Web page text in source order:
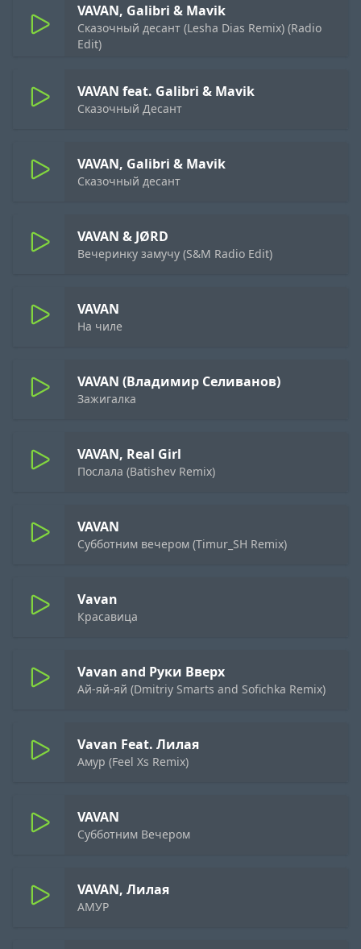
VAVAN, Galibri & Mavik
Сказочный десант (Lesha Dias Remix) (Radio
Edit)
VAVAN feat. Galibri & Mavik
Сказочный Десант
VAVAN, Galibri & Mavik
Сказочный десант
VAVAN & JØRD
Вечеринку замучу (S&M Radio Edit)
VAVAN
На чиле
VAVAN (Владимир Селиванов)
Зажигалка
VAVAN, Real Girl
Послала (Batishev Remix)
VAVAN
Субботним вечером (Timur_SH Remix)
Vavan
Красавица
Vavan and Руки Вверх
Ай-яй-яй (Dmitriy Smarts and Sofichka Remix)
Vavan Feat. Лилая
Амур (Feel Xs Remix)
VAVAN
Субботним Вечером
VAVAN, Лилая
АМУР